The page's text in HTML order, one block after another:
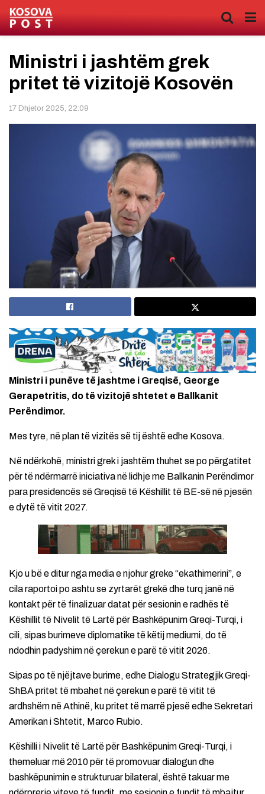
Ministri i jashtëm grek
pritet të vizitojë Kosovën
17 Dhjetor 2025, 22:09
Ministri i punëve të jashtme i Greqisë, George
Gerapetritis, do të vizitojë shtetet e Ballkanit
Perëndimor.
Mes tyre, në plan të vizitës së tij është edhe Kosova.
Në ndërkohë, ministri grek i jashtëm thuhet se po përgatitet
për të ndërmarrë iniciativa në lidhje me Ballkanin Perëndimor
para presidencës së Greqisë të Këshillit të BE-së në pjesën
e dytë të vitit 2027.
Kjo u bë e ditur nga media e njohur greke “ekathimerini”, e
cila raportoi po ashtu se zyrtarët grekë dhe turq janë në
kontakt për të finalizuar datat për sesionin e radhës të
Këshillit të Nivelit të Lartë për Bashkëpunim Greqi-Turqi, i
cili, sipas burimeve diplomatike të këtij mediumi, do të
ndodhin padyshim në çerekun e parë të vitit 2026.
Sipas po të njëjtave burime, edhe Dialogu Strategjik Greqi-
ShBA pritet të mbahet në çerekun e parë të vitit të
ardhshëm në Athinë, ku pritet të marrë pjesë edhe Sekretari
Amerikan i Shtetit, Marco Rubio.
Këshilli i Nivelit të Lartë për Bashkëpunim Greqi-Turqi, i
themeluar më 2010 për të promovuar dialogun dhe
bashkëpunimin e strukturuar bilateral, është takuar me